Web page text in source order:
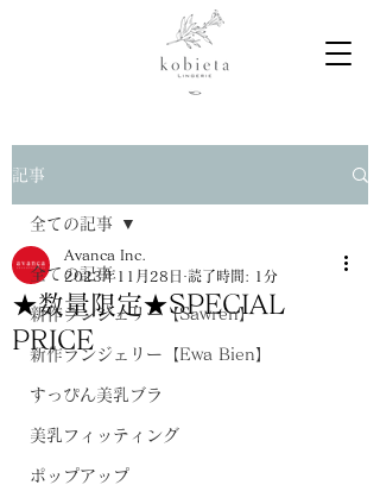
記事
全ての記事
新作ランジェリー【Sawren】
新作ランジェリー【Ewa Bien】
すっぴん美乳ブラ
美乳フィッティング
ポップアップ
全ての記事
★数量限定★SPECIAL
PRICE
Avanca Inc.
2023年11月28日 読了時間: 1分